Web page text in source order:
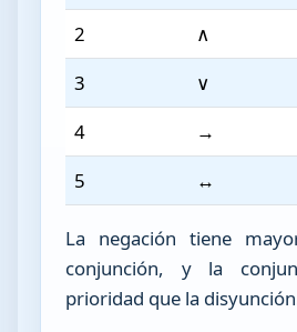
2
∧
3
∨
4
→
5
↔
La negación tiene
conjunción, y la
prioridad que la